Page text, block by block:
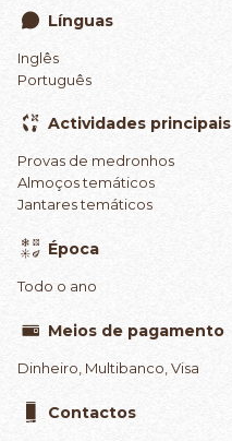
Línguas
Inglês
Português
Actividades principais
Provas de medronhos
Almoços temáticos
Jantares temáticos
Época
Todo o ano
Meios de pagamento
Dinheiro, Multibanco, Visa
Contactos